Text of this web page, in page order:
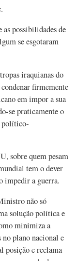
possibilidades de
se esgotaram
iraquianas do
firmemente
em impor a sua
se praticamente o
político-
sobre quem pesam
tem o dever
impedir a guerra.
não só
solução política e
minimiza a
no plano nacional e
posição e reclama